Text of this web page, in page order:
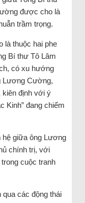
được cho là
trầm trọng.
là thuộc hai phe
Bí thư Tô Lâm
có xu hướng
Lương Cường,
kiên định với ý
Kinh” đang chiếm
hệ giữa ông Lương
chính trị, với
cuộc tranh
qua các động thái